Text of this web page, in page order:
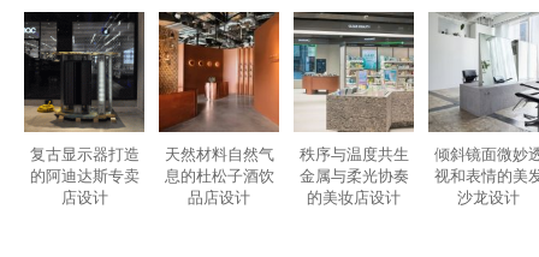
计
设计
复古显示器打造
的阿迪达斯专卖
店设计
天然材料自然气
息的杜松子酒饮
品店设计
秩序与温度共生
金属与柔光协奏
的美妆店设计
倾斜镜面微妙
视和表情的美
沙龙设计